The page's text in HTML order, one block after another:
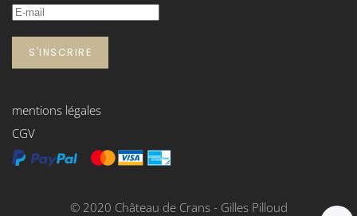
S'INSCRIRE
mentions légales
CGV
© 2020 Château de Crans - Gilles Pilloud